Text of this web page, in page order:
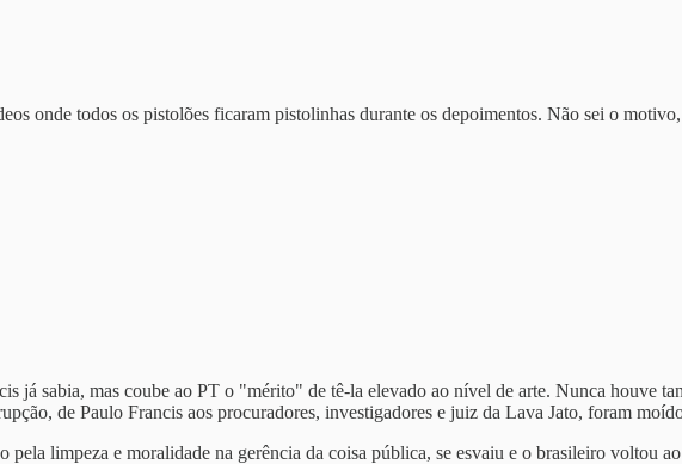
onde todos os pistolões ficaram pistolinhas durante os depoimentos. Não sei o
já sabia, mas coube ao PT o "mérito" de tê-la elevado ao nível de arte. Nunca houve
de Paulo Francis aos procuradores, investigadores e juiz da Lava Jato, foram
pela limpeza e moralidade na gerência da coisa pública, se esvaiu e o brasileiro voltou